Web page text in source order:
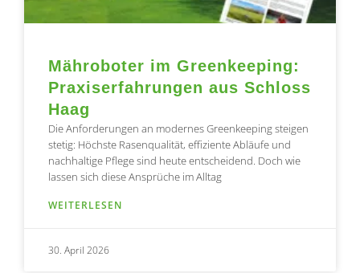
Mähroboter im Greenkeeping:
Praxiserfahrungen aus Schloss
Haag
Die Anforderungen an modernes Greenkeeping steigen
stetig: Höchste Rasenqualität, effiziente Abläufe und
nachhaltige Pflege sind heute entscheidend. Doch wie
lassen sich diese Ansprüche im Alltag
WEITERLESEN
30. April 2026